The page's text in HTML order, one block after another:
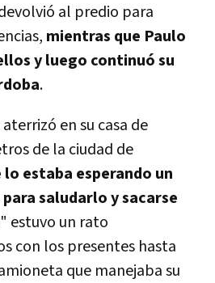
al predio para
mientras que Paulo
y luego continuó su
.
en su casa de
de la ciudad de
lo estaba esperando un
saludarlo y sacarse
estuvo un rato
con los presentes hasta
que manejaba su